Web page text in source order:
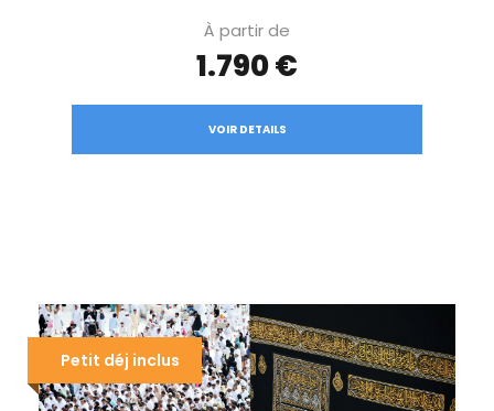
À partir de
1.790 €
VOIR DETAILS
Petit déj inclus